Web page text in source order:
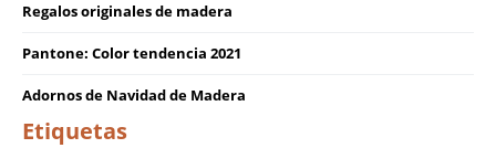
Regalos originales de madera
Pantone: Color tendencia 2021
Adornos de Navidad de Madera
Etiquetas